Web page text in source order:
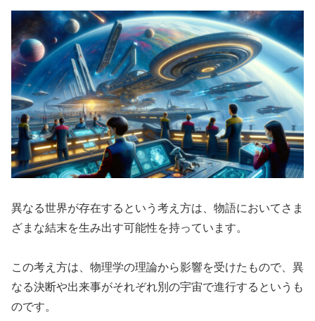
異なる世界が存在するという考え方は、物語においてさま
ざまな結末を生み出す可能性を持っています。
この考え方は、物理学の理論から影響を受けたもので、異
なる決断や出来事がそれぞれ別の宇宙で進行するというも
のです。